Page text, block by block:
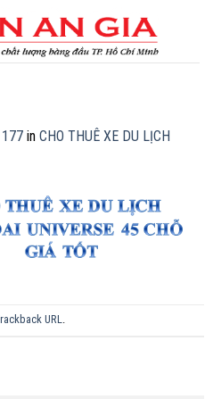
in CHO THUÊ XE DU LỊCH
URL